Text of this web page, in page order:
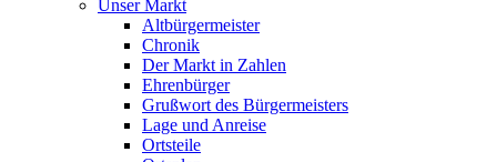
Unser Markt
Altbürgermeister
Chronik
Der Markt in Zahlen
Ehrenbürger
Grußwort des Bürgermeisters
Lage und Anreise
Ortsteile